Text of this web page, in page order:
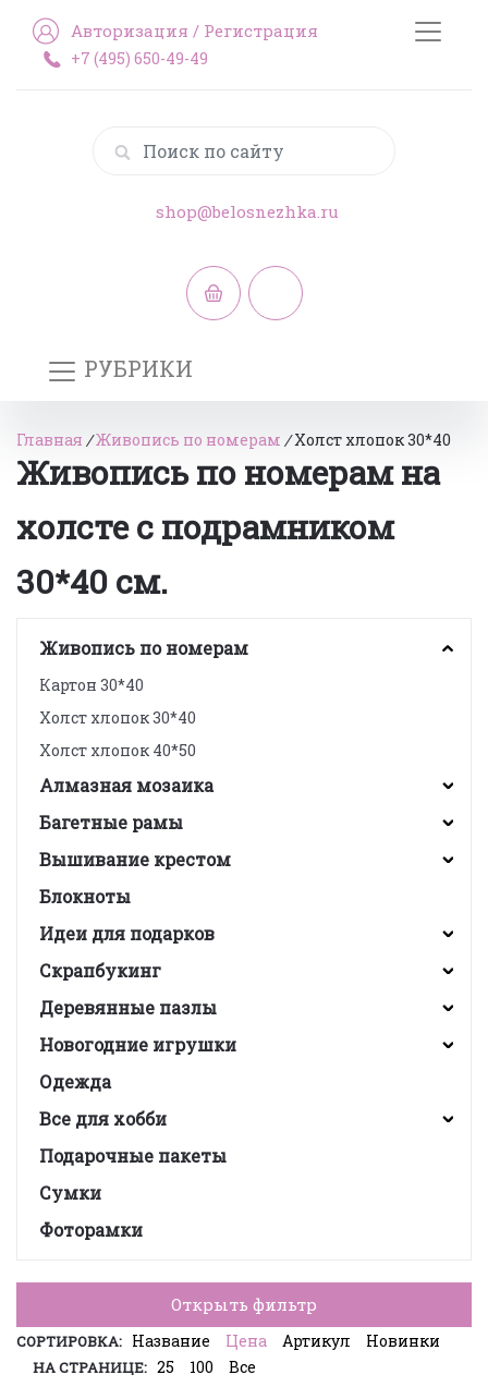
Авторизация / Регистрация
+7 (495) 650-49-49
shop@belosnezhka.ru
РУБРИКИ
Главная /Живопись по номерам /Холст хлопок 30*40
Живопись по номерам на
холсте с подрамником
30*40 см.
Живопись по номерам
Картон 30*40
Холст хлопок 30*40
Холст хлопок 40*50
Алмазная мозаика
Багетные рамы
Вышивание крестом
Блокноты
Идеи для подарков
Скрапбукинг
Деревянные пазлы
Новогодние игрушки
Одежда
Все для хобби
Подарочные пакеты
Сумки
Фоторамки
Открыть фильтр
СОРТИРОВКА: Название Цена Артикул Новинки
НА СТРАНИЦЕ: 25 100 Все